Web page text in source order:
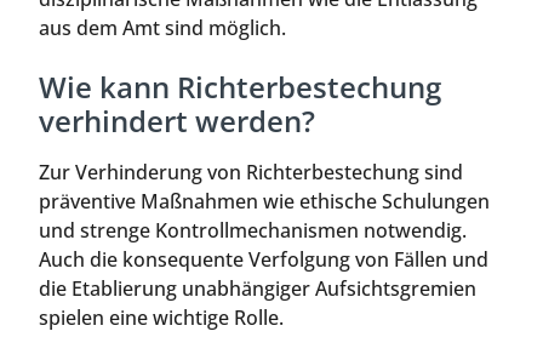
aus dem Amt sind möglich.
Wie kann Richterbestechung
verhindert werden?
Zur Verhinderung von Richterbestechung sind
präventive Maßnahmen wie ethische Schulungen
und strenge Kontrollmechanismen notwendig.
Auch die konsequente Verfolgung von Fällen und
die Etablierung unabhängiger Aufsichtsgremien
spielen eine wichtige Rolle.